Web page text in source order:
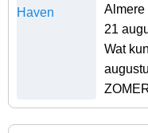
Almere
21
Wat